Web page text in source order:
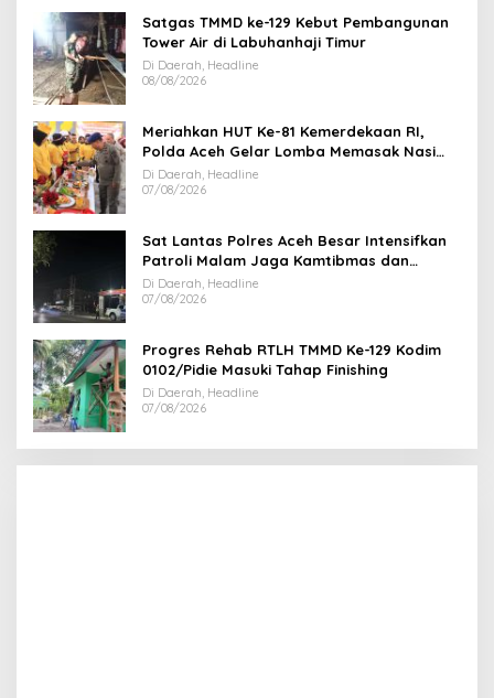
Satgas TMMD ke-129 Kebut Pembangunan
Tower Air di Labuhanhaji Timur
Di Daerah, Headline
08/08/2026
Meriahkan HUT Ke-81 Kemerdekaan RI,
Polda Aceh Gelar Lomba Memasak Nasi
Goreng dan Aneka Minuman
Di Daerah, Headline
07/08/2026
Sat Lantas Polres Aceh Besar Intensifkan
Patroli Malam Jaga Kamtibmas dan
Kelancaran Lalu Lintas
Di Daerah, Headline
07/08/2026
Progres Rehab RTLH TMMD Ke-129 Kodim
0102/Pidie Masuki Tahap Finishing
Di Daerah, Headline
07/08/2026